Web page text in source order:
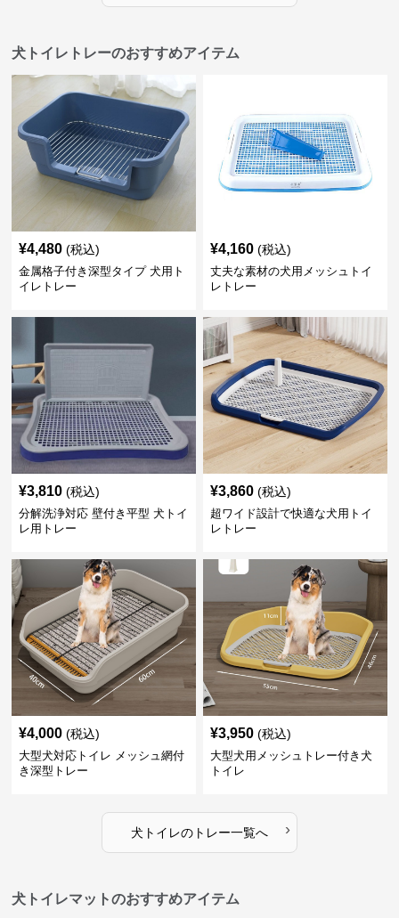
犬トイレトレーのおすすめアイテム
¥4,480 (税込)
金属格子付き深型タイプ 犬用ト
イレトレー
¥4,160 (税込)
丈夫な素材の犬用メッシュトイ
レトレー
¥3,810 (税込)
分解洗浄対応 壁付き平型 犬トイ
レ用トレー
¥3,860 (税込)
超ワイド設計で快適な犬用トイ
レトレー
¥4,000 (税込)
大型犬対応トイレ メッシュ網付
き深型トレー
¥3,950 (税込)
大型犬用メッシュトレー付き犬
トイレ
犬トイレのトレー一覧へ ›
犬トイレマットのおすすめアイテム